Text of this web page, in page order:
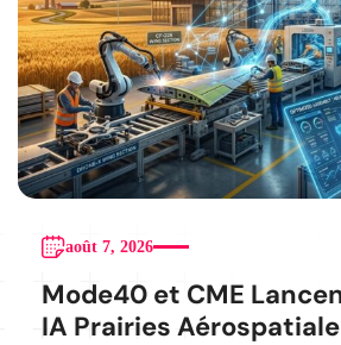
août 7, 2026
Mode40 et CME
IA Prairies Aérospatiale